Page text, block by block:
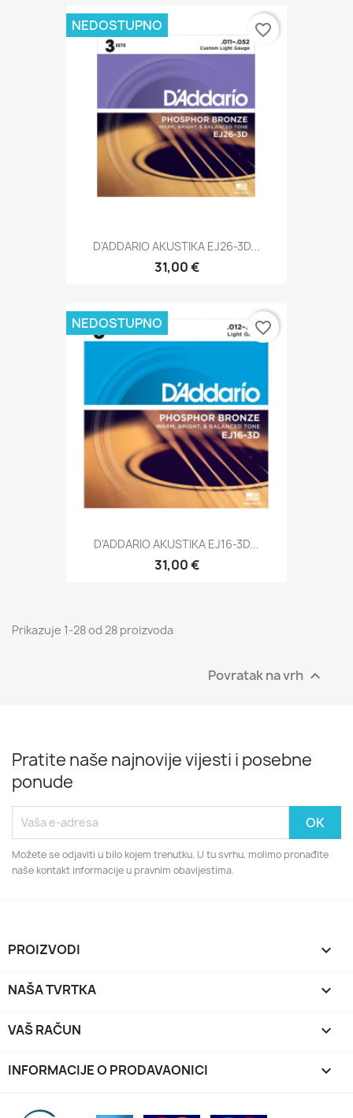
D'ADDARIO AKUSTIKA EJ26-3D...
31,00 €
NEDOSTUPNO favorite_border
D'ADDARIO AKUSTIKA EJ16-3D...
31,00 €
NEDOSTUPNO favorite_border
Prikazuje 1-28 od 28 proizvoda
Povratak na vrh 
Pratite naše najnovije vijesti i posebne
ponude
Možete se odjaviti u bilo kojem trenutku. U tu svrhu, molimo pronađite
naše kontakt informacije u pravnim obavijestima.
PROIZVODI 
NAŠA TVRTKA 
VAŠ RAČUN 
INFORMACIJE O PRODAVAONICI keyboard_arrow_down